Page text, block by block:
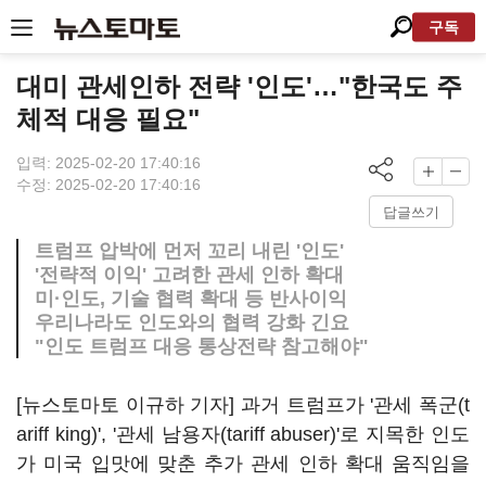
구독
대미 관세인하 전략 '인도'…"한국도 주
체적 대응 필요"
입력: 2025-02-20 17:40:16
수정: 2025-02-20 17:40:16
답글쓰기
트럼프 압박에 먼저 꼬리 내린 '인도'
'전략적 이익' 고려한 관세 인하 확대
미·인도, 기술 협력 확대 등 반사이익
우리나라도 인도와의 협력 강화 긴요
"인도 트럼프 대응 통상전략 참고해야"
[뉴스토마토 이규하 기자] 과거 트럼프가 '관세 폭군(t
ariff king)', '관세 남용자(tariff abuser)'로 지목한 인도
가 미국 입맛에 맞춘 추가 관세 인하 확대 움직임을